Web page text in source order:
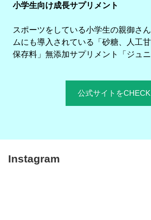
小学生向け成長サプリメント
スポーツをしている小学生の親御さ
ムにも導入されている「砂糖、人工甘
保存料」無添加サプリメント「ジュニ
公式サイトをCHECK
Instagram